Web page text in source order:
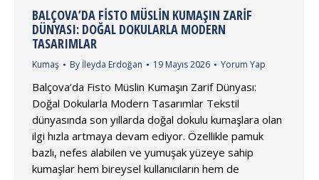
BALÇOVA’DA FISTO MÜSLIN KUMAŞIN ZARIF
DÜNYASI: DOĞAL DOKULARLA MODERN
TASARIMLAR
Kumaş By İleyda Erdoğan 19 Mayıs 2026 Yorum Yap
Balçova’da Fisto Müslin Kumaşın Zarif Dünyası:
Doğal Dokularla Modern Tasarımlar Tekstil
dünyasında son yıllarda doğal dokulu kumaşlara olan
ilgi hızla artmaya devam ediyor. Özellikle pamuk
bazlı, nefes alabilen ve yumuşak yüzeye sahip
kumaşlar hem bireysel kullanıcıların hem de